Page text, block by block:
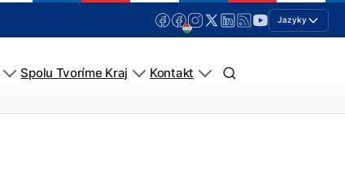
Jazyky
Spolu Tvoríme Kraj Kontakt